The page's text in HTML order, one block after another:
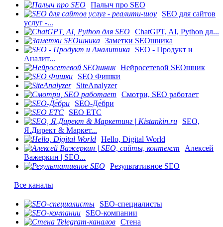
Палыч про SEO
SEO для сайтов
услуг -...
ChatGPT, AI, Python дл...
Заметки SEOшника
SEO - Продукт и
Аналит...
Нейросетевой SEOшник
SEO Фишки
SiteAnalyzer
Смотри, SEO работает
SEO-Де́бри
SEO ETC
SEO,
Я.Директ & Маркет...
Hello, Digital World
Алексей
Важеркин | SEO...
Результативное SEO
Все каналы
SEO-специалисты
SEO-компании
Стена